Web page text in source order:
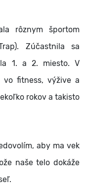
rôznym športom
Zúčastnila sa
1. a 2. miesto. V
vo fitness, výžive a
rokov a takisto
aby ma vek
naše telo dokáže